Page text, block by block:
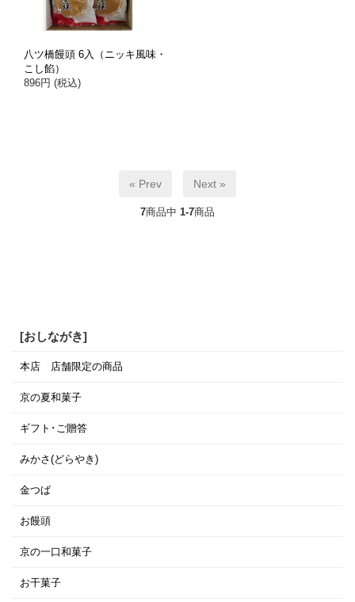
八ツ橋饅頭 6入（ニッキ風味・
こし餡）
896円 (税込)
« Prev Next »
7商品中 1-7商品
[おしながき]
本店 店舗限定の商品
京の夏和菓子
ギフト･ご贈答
みかさ(どらやき)
金つば
お饅頭
京の一口和菓子
お干菓子